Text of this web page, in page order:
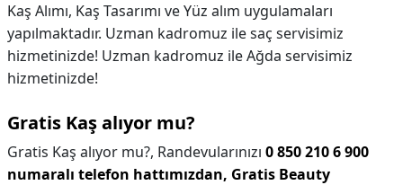
Kaş Alımı, Kaş Tasarımı ve Yüz alım uygulamaları
yapılmaktadır. Uzman kadromuz ile saç servisimiz
hizmetinizde! Uzman kadromuz ile Ağda servisimiz
hizmetinizde!
Gratis Kaş alıyor mu?
Gratis Kaş alıyor mu?, Randevularınızı 0 850 210 6 900
numaralı telefon hattımızdan, Gratis Beauty